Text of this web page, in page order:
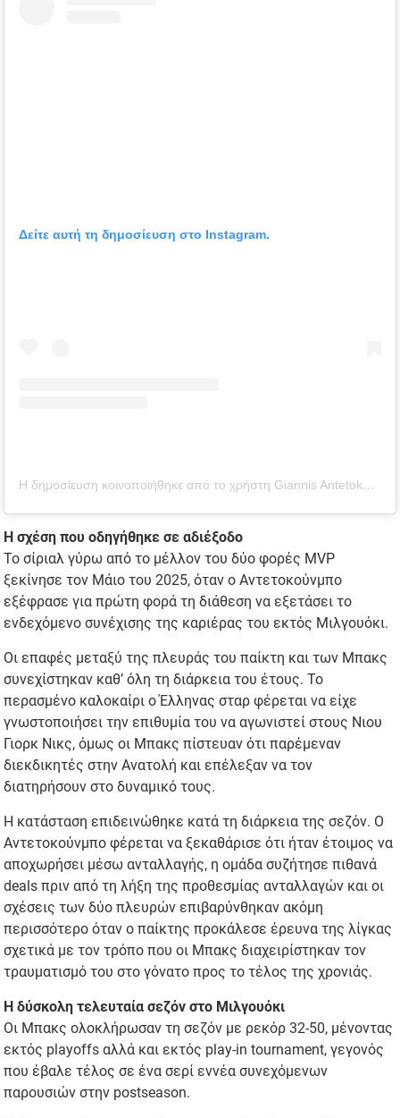
Δείτε αυτή τη δημοσίευση στο Instagram.
Η δημοσίευση κοινοποιήθηκε από το χρήστη Giannis Antetokounmpo (@giannis_an34)
Η σχέση που οδηγήθηκε σε αδιέξοδο
Το σίριαλ γύρω από το μέλλον του δύο φορές MVP
ξεκίνησε τον Μάιο του 2025, όταν ο Αντετοκούνμπο
εξέφρασε για πρώτη φορά τη διάθεση να εξετάσει το
ενδεχόμενο συνέχισης της καριέρας του εκτός Μιλγουόκι.
Οι επαφές μεταξύ της πλευράς του παίκτη και των Μπακς
συνεχίστηκαν καθ’ όλη τη διάρκεια του έτους. Το
περασμένο καλοκαίρι ο Έλληνας σταρ φέρεται να είχε
γνωστοποιήσει την επιθυμία του να αγωνιστεί στους Νιου
Γιορκ Νικς, όμως οι Μπακς πίστευαν ότι παρέμεναν
διεκδικητές στην Ανατολή και επέλεξαν να τον
διατηρήσουν στο δυναμικό τους.
Η κατάσταση επιδεινώθηκε κατά τη διάρκεια της σεζόν. Ο
Αντετοκούνμπο φέρεται να ξεκαθάρισε ότι ήταν έτοιμος να
αποχωρήσει μέσω ανταλλαγής, η ομάδα συζήτησε πιθανά
deals πριν από τη λήξη της προθεσμίας ανταλλαγών και οι
σχέσεις των δύο πλευρών επιβαρύνθηκαν ακόμη
περισσότερο όταν ο παίκτης προκάλεσε έρευνα της λίγκας
σχετικά με τον τρόπο που οι Μπακς διαχειρίστηκαν τον
τραυματισμό του στο γόνατο προς το τέλος της χρονιάς.
Η δύσκολη τελευταία σεζόν στο Μιλγουόκι
Οι Μπακς ολοκλήρωσαν τη σεζόν με ρεκόρ 32-50, μένοντας
εκτός playoffs αλλά και εκτός play-in tournament, γεγονός
που έβαλε τέλος σε ένα σερί εννέα συνεχόμενων
παρουσιών στην postseason.